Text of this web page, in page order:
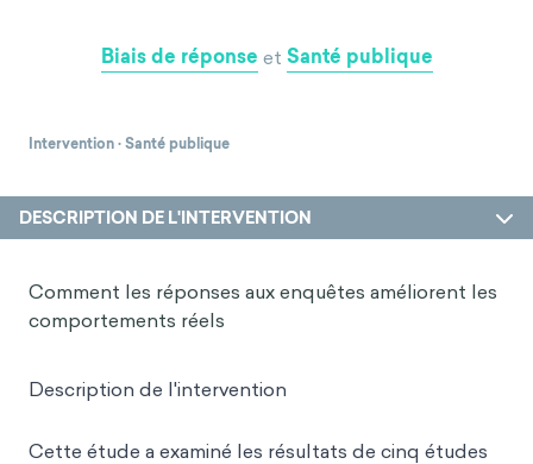
Biais de réponse et Santé publique
Intervention·Santé publique
DESCRIPTION DE L'INTERVENTION
Comment les réponses aux enquêtes améliorent les
comportements réels
Description de l'intervention
Cette étude a examiné les résultats de cinq études